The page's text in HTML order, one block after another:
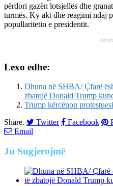
përdori gazën lotsjellës dhe
turmës. Ky akt dhe reagimi ndaj
popullaritetin e presidentit.
Lexo edhe:
Dhuna në SHBA/ Çfarë
zbatojë Donald Trump
Trump kërcënon
Share.
Twitter Facebook
Email
Ju Sugjerojmë